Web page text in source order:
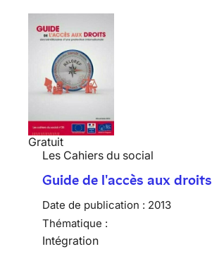
Gratuit
Les Cahiers du social
Guide de l'accès aux droits
Date de publication : 2013
Thématique :
Intégration